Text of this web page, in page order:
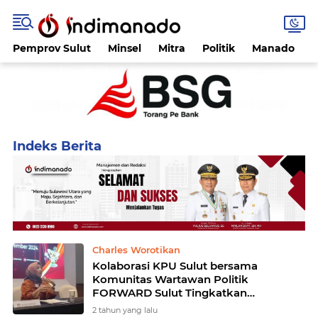
Pemprov Sulut Minsel Mitra Politik Manado
Charles Worotikan
Kolaborasi KPU Sulut bersama
Komunitas Wartawan Politik
FORWARD Sulut Tingkatkan
Partisipasi Pemilih
2 tahun yang lalu